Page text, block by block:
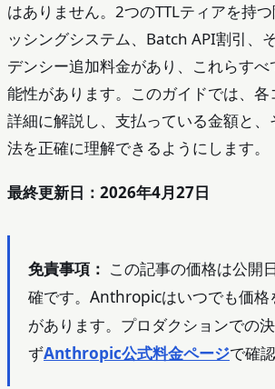
はありません。2つのTTLティアを持
ッシングシステム、Batch API割引、
デンシー追加料金があり、これらす
能性があります。このガイドでは、
詳細に解説し、支払っている金額と
法を正確に理解できるようにします。
最終更新日：2026年4月27日
免責事項： この記事の価格は公開
確です。Anthropicはいつでも価格
があります。プロダクションでの
ずAnthropic公式料金ページで確